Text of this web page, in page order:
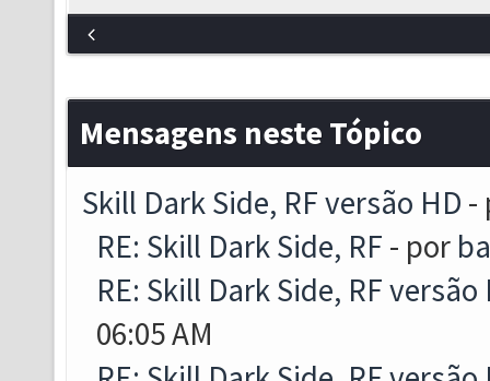
Mensagens neste Tópico
Skill Dark Side, RF versão HD -
RE: Skill Dark Side, RF - por
RE: Skill Dark Side, RF versão
06:05 AM